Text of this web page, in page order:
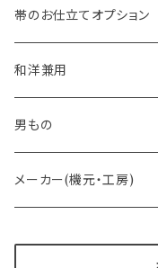
- 大人兵児帯
- おびやオリジナル・別注
- オーダー帯
- 京袋帯・開き仕立て
帯のお仕立てオプション
和洋兼用
男もの
メーカー(機元・工房)